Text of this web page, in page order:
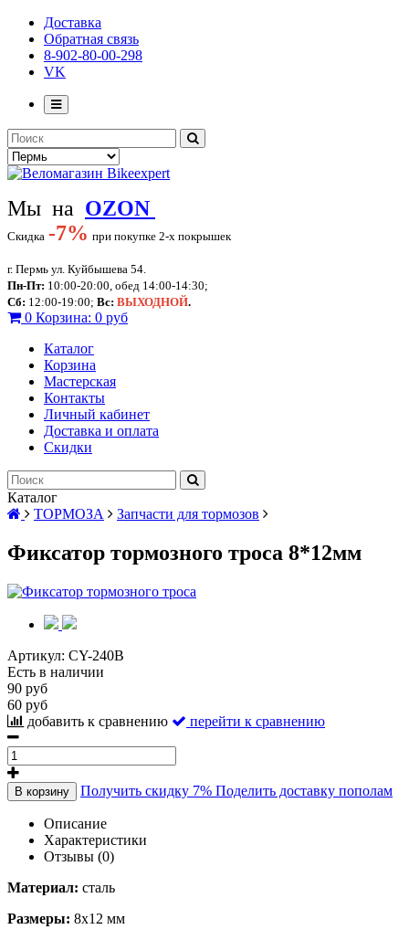
Доставка
Обратная связь
8-902-80-00-298
VK
Мы на OZON
Скидка -7% при покупке 2-х покрышек
г. Пермь ул. Куйбышева 54.
Пн-Пт: 10:00-20:00, обед 14:00-14:30;
Сб: 12:00-19:00; Вс: ВЫХОДНОЙ.
0 Корзина: 0 руб
Каталог
Корзина
Мастерская
Контакты
Личный кабинет
Доставка и оплата
Скидки
Каталог
ТОРМОЗА
Запчасти для тормозов
Фиксатор тормозного троса 8*12мм
Артикул: CY-240B
Есть в наличии
90 руб
60 руб
добавить к сравнению
перейти к сравнению
В корзину Получить скидку 7% Поделить доставку пополам
Описание
Характеристики
Отзывы (0)
Материал: сталь
Размеры: 8х12 мм